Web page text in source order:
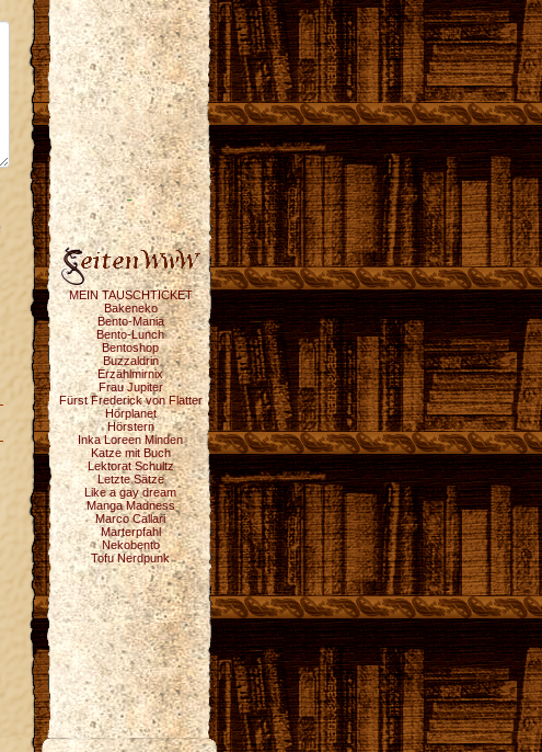
MEIN TAUSCHTICKET
Bakeneko
Bento-Mania
Bento-Lunch
Bentoshop
Buzzaldrin
Erzählmirnix
Frau Jupiter
Fürst Frederick von Flatter
Hörplanet
Hörstern
Inka Loreen Minden
Katze mit Buch
Lektorat Schultz
Letzte Sätze
Like a gay dream
Manga Madness
Marco Callari
Marterpfahl
Nekobento
Tofu Nerdpunk